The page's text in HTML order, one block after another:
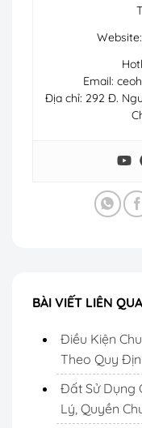
Email:
Địa chỉ: 292 Đ.
BÀI VIẾT LIÊN
Điều Kiện
Theo Quy
Đất Sử Dụng
Lý, Quyền